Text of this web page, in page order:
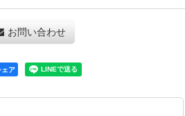
お問い合わせ
ア